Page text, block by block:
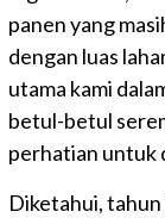
panen yang
dengan luas
utama kami
betul-betul
perhatian untuk
Diketahui, tahun